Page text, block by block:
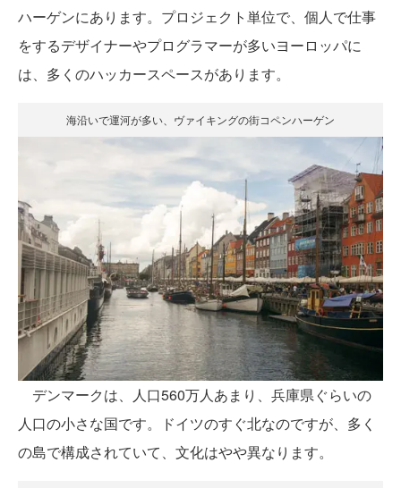
ハーゲンにあります。プロジェクト単位で、個人で仕事
をするデザイナーやプログラマーが多いヨーロッパに
は、多くのハッカースペースがあります。
海沿いで運河が多い、ヴァイキングの街コペンハーゲン
デンマークは、人口560万人あまり、兵庫県ぐらいの
人口の小さな国です。ドイツのすぐ北なのですが、多く
の島で構成されていて、文化はやや異なります。